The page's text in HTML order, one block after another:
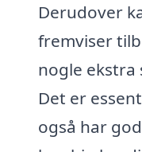
Derudover
fremviser
nogle ekstra
Det er
også har